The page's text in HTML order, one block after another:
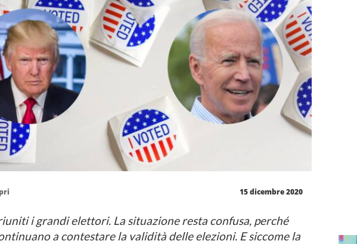
15 dicembre 2020
i grandi elettori. La situazione resta confusa, perché
a contestare la validità delle elezioni. E siccome la